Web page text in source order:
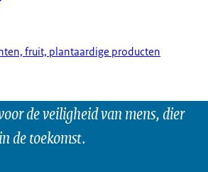
fruit, plantaardige producten
de veiligheid van mens, dier
de toekomst.